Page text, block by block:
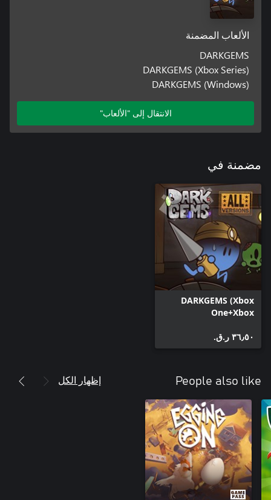
الألعاب المضمنة
DARKGEMS
DARKGEMS (Xbox Series)
DARKGEMS (Windows)
الانتقال إلى "الألعاب"
مضمنة في
DARKGEMS (Xbox
One+Xbox
٣٦٫٥٠ ر.ق.‏
People also like إظهار الكل